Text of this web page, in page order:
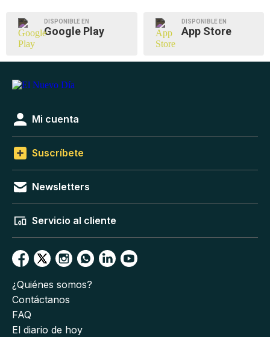
DISPONIBLE EN
Google Play
DISPONIBLE EN
App Store
Mi cuenta
Suscríbete
Newsletters
Servicio al cliente
¿Quiénes somos?
Contáctanos
FAQ
El diario de hoy